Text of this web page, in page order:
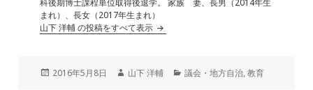
科後期博士課程単位取得後退学。 家族 妻、長男（2014年生
まれ）、長女（2017年生まれ）
山下 洋輔 の投稿をすべて表示
投
2016年5月8日
作
山下 洋輔
カ
議会・地方自治,教育